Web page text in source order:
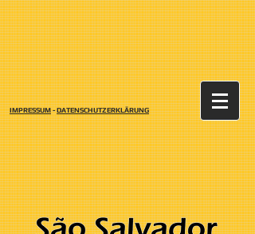
IMPRESSUM-DATENSCHUTZERKLÄRUNG